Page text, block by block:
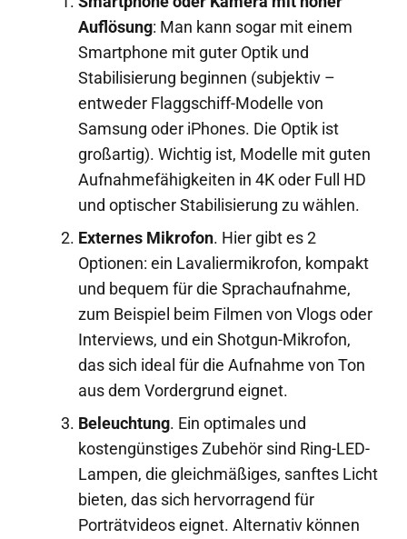
Auflösung: Man kann sogar mit einem
Smartphone mit guter Optik und
Stabilisierung beginnen (subjektiv –
entweder Flaggschiff-Modelle von
Samsung oder iPhones. Die Optik ist
großartig). Wichtig ist, Modelle mit guten
Aufnahmefähigkeiten in 4K oder Full HD
und optischer Stabilisierung zu wählen.
Externes Mikrofon. Hier gibt es 2
Optionen: ein Lavaliermikrofon, kompakt
und bequem für die Sprachaufnahme,
zum Beispiel beim Filmen von Vlogs oder
Interviews, und ein Shotgun-Mikrofon,
das sich ideal für die Aufnahme von Ton
aus dem Vordergrund eignet.
Beleuchtung. Ein optimales und
kostengünstiges Zubehör sind Ring-LED-
Lampen, die gleichmäßiges, sanftes Licht
bieten, das sich hervorragend für
Porträtvideos eignet. Alternativ können